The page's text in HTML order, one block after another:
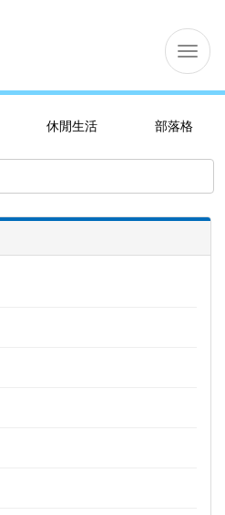
切
换
导
休閒生活 部落格